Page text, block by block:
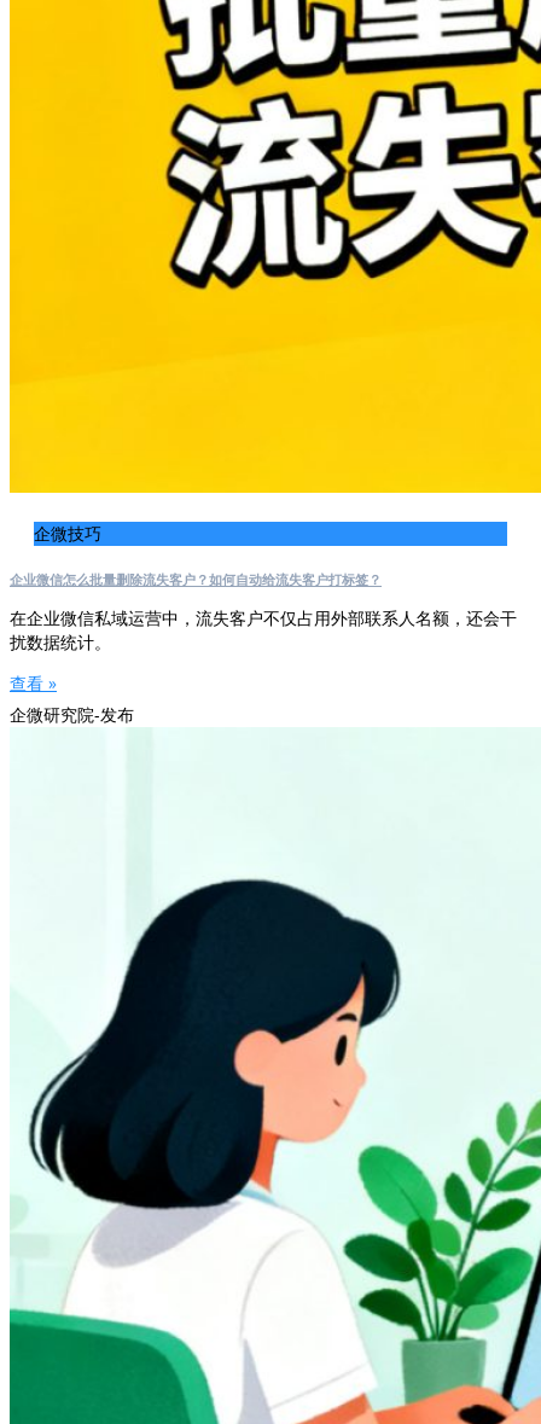
企微技巧
企业微信怎么批量删除流失客户？如何自动给流失客户打标签？
在企业微信私域运营中，流失客户不仅占用外部联系人名额，还会干
扰数据统计。
查看 »
企微研究院-发布